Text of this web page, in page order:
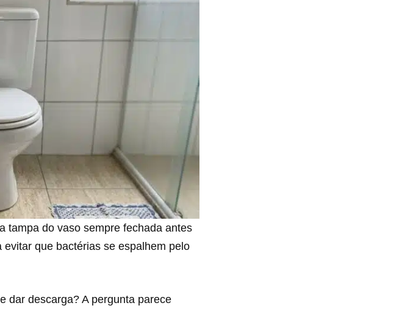
tampa do vaso sempre fechada antes
que bactérias se espalhem pelo
dar descarga? A pergunta parece